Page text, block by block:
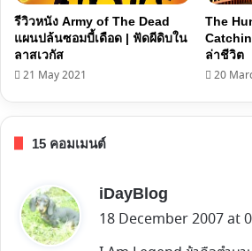
รีวิวหนัง Army of The Dead
แผนปล้นซอมบี้เดือด | ฟัดผีดิบใน
ลาสเวกัส
21 May 2021
The
ล่าชีวิต
20
15 คอมเมนต์
iDayBlog
a
18 December 2007 at